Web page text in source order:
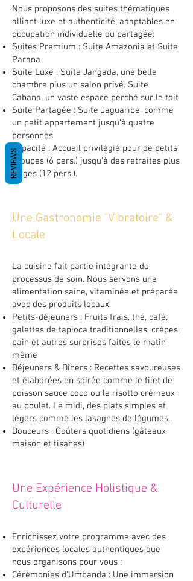
Nous proposons des suites thématiques
alliant luxe et authenticité, adaptables en
occupation individuelle ou partagée:
Suites Premium : Suite Amazonia et Suite
Parana
Suite Luxe : Suite Jangada, une belle
chambre plus un salon privé. Suite
Cabana, un vaste espace perché sur le toit
Suite Partagée : Suite Jaguaribe, comme
un petit appartement jusqu’à quatre
personnes
Capacité : Accueil privilégié pour de petits
groupes (6 pers.) jusqu'à des retraites plus
larges (12 pers.).
Une Gastronomie "Vibratoire" &
Locale
La cuisine fait partie intégrante du
processus de soin. Nous servons une
alimentation saine, vitaminée et préparée
avec des produits locaux.
Petits-déjeuners : Fruits frais, thé, café,
galettes de tapioca traditionnelles, crépes,
pain et autres surprises faites le matin
même
Déjeuners & Dîners : Recettes savoureuses
et élaborées en soirée comme le filet de
poisson sauce coco ou le risotto crémeux
au poulet. Le midi, des plats simples et
légers comme les lasagnes de légumes.
Douceurs : Goûters quotidiens (gâteaux
maison et tisanes)
Une Expérience Holistique &
Culturelle
Enrichissez votre programme avec des
expériences locales authentiques que
nous organisons pour vous :
Cérémonies d'Umbanda : Une immersion
REVIEWS